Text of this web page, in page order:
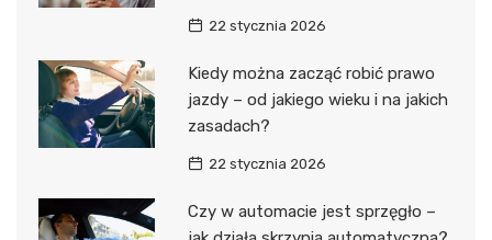
22 stycznia 2026
Kiedy można zacząć robić prawo
jazdy – od jakiego wieku i na jakich
zasadach?
22 stycznia 2026
Czy w automacie jest sprzęgło –